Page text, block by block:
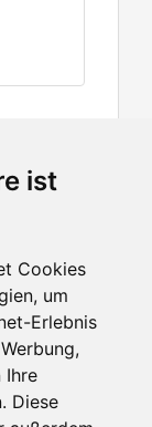
ist
Cookies
um
Erlebnis
Ihre
Diese